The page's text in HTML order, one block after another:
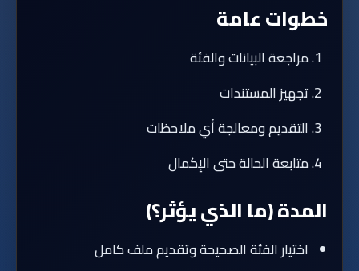
خطوات عامة
مراجعة البيانات والفئة
تجهيز المستندات
التقديم ومعالجة أي ملاحظات
متابعة الحالة حتى الإكمال
المدة (ما الذي يؤثر؟)
اختيار الفئة الصحيحة وتقديم ملف كامل